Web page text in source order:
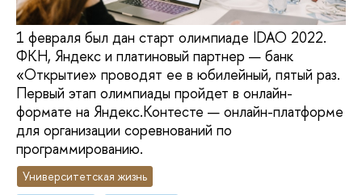
1 февраля был дан старт олимпиаде IDAO 2022.
ФКН, Яндекс и платиновый партнер — банк
«Открытие» проводят ее в юбилейный, пятый раз.
Первый этап олимпиады пройдет в онлайн-
формате на Яндекс.Контесте — онлайн-платформе
для организации соревнований по
программированию.
Университетская жизнь